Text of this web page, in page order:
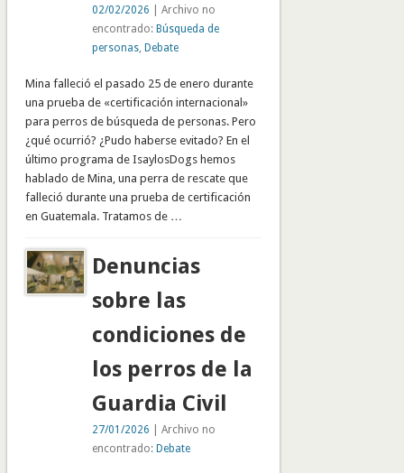
02/02/2026 | Archivo no
encontrado: Búsqueda de
personas, Debate
Mina falleció el pasado 25 de enero durante
una prueba de «certificación internacional»
para perros de búsqueda de personas. Pero
¿qué ocurrió? ¿Pudo haberse evitado? En el
último programa de IsaylosDogs hemos
hablado de Mina, una perra de rescate que
falleció durante una prueba de certificación
en Guatemala. Tratamos de …
Denuncias
sobre las
condiciones de
los perros de la
Guardia Civil
27/01/2026 | Archivo no
encontrado: Debate